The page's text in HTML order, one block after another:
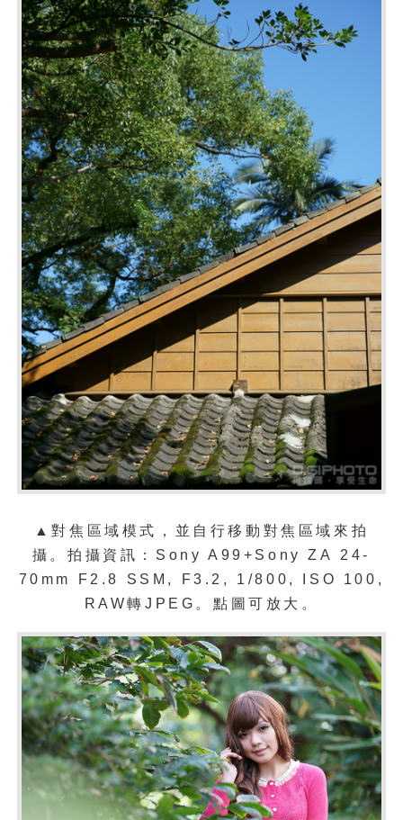
▲對焦區域 模式
，並自行移動對焦區域來拍
攝。拍攝資訊：Sony A99+SonyZA 24-
70mm F2.8 SSM, F3.2, 1/800, ISO 100,
RAW轉JPEG。點圖可放大。